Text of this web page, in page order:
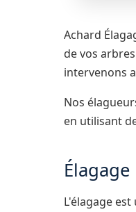
Achard
de vos
intervenons
Nos
en utilisant
L'élagage